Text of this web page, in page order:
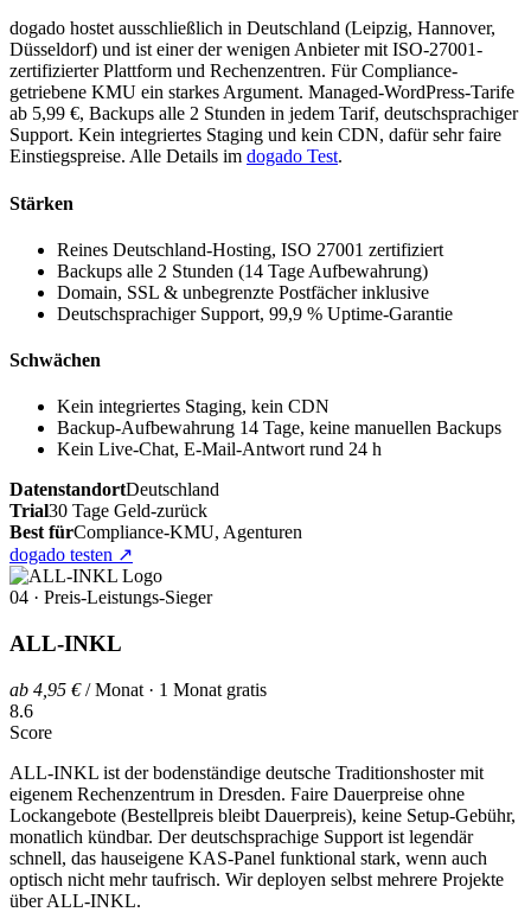
dogado hostet ausschließlich in Deutschland (Leipzig, Hannover,
Düsseldorf) und ist einer der wenigen Anbieter mit ISO-27001-
zertifizierter Plattform und Rechenzentren. Für Compliance-
getriebene KMU ein starkes Argument. Managed-WordPress-Tarife
ab 5,99 €, Backups alle 2 Stunden in jedem Tarif, deutschsprachiger
Support. Kein integriertes Staging und kein CDN, dafür sehr faire
Einstiegspreise. Alle Details im dogado Test.
Stärken
Reines Deutschland-Hosting, ISO 27001 zertifiziert
Backups alle 2 Stunden (14 Tage Aufbewahrung)
Domain, SSL & unbegrenzte Postfächer inklusive
Deutschsprachiger Support, 99,9 % Uptime-Garantie
Schwächen
Kein integriertes Staging, kein CDN
Backup-Aufbewahrung 14 Tage, keine manuellen Backups
Kein Live-Chat, E-Mail-Antwort rund 24 h
DatenstandortDeutschland
Trial30 Tage Geld-zurück
Best fürCompliance-KMU, Agenturen
dogado testen ↗
04 · Preis-Leistungs-Sieger
ALL-INKL
ab 4,95 €/ Monat · 1 Monat gratis
8.6
Score
ALL-INKL ist der bodenständige deutsche Traditionshoster mit
eigenem Rechenzentrum in Dresden. Faire Dauerpreise ohne
Lockangebote (Bestellpreis bleibt Dauerpreis), keine Setup-Gebühr,
monatlich kündbar. Der deutschsprachige Support ist legendär
schnell, das hauseigene KAS-Panel funktional stark, wenn auch
optisch nicht mehr taufrisch. Wir deployen selbst mehrere Projekte
über ALL-INKL.